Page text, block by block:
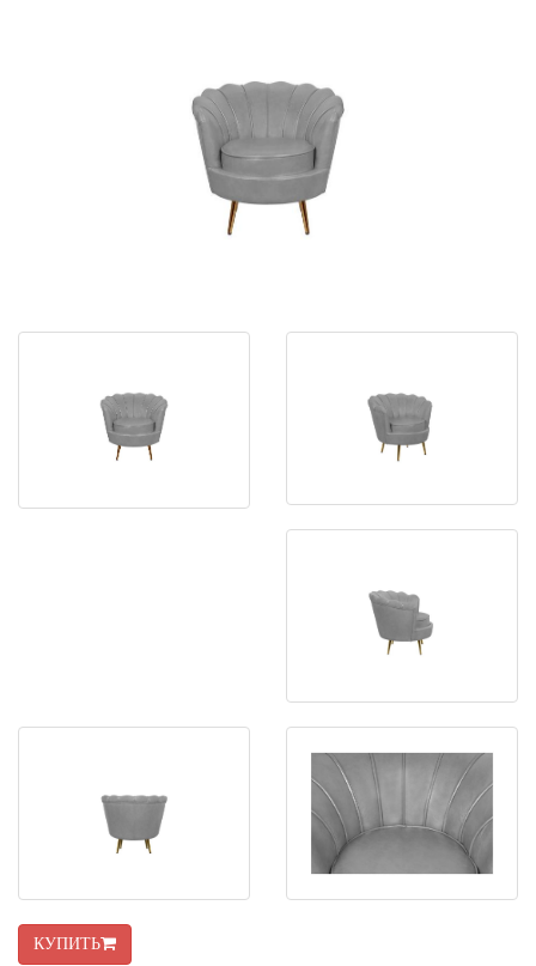
КУПИТЬ